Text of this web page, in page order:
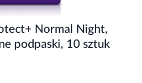
Normal Night,
podpaski, 10 sztuk